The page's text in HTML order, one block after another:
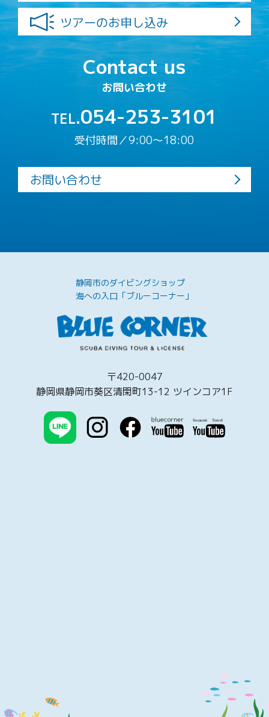
ツアーのお申し込み
Contact us
お問い合わせ
TEL.054-253-3101
受付時間／9:00〜18:00
お問い合わせ
静岡市のダイビングショップ
海への入口「ブルーコーナー」
〒420-0047
静岡県静岡市葵区清閑町13-12 ツインコア1F